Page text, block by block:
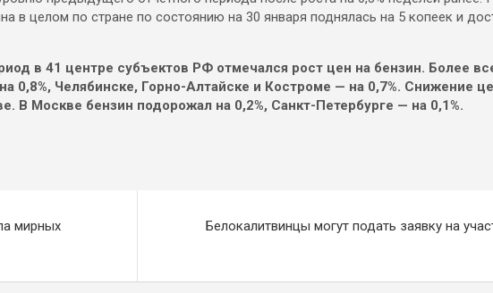
в целом по стране по состоянию на 30 января поднялась на 5 копеек и
в 41 центре субъектов РФ отмечался рост цен на бензин. Более
0,8%, Челябинске, Горно-Алтайске и Костроме — на 0,7%. Снижение
В Москве бензин подорожал на 0,2%, Санкт-Петербурге ­— на 0,1%.
мирных
Белокалитвинцы могут подать заявку на